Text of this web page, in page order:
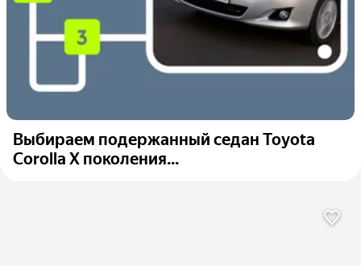
Выбираем подержанный седан Toyota
Corolla X поколения...